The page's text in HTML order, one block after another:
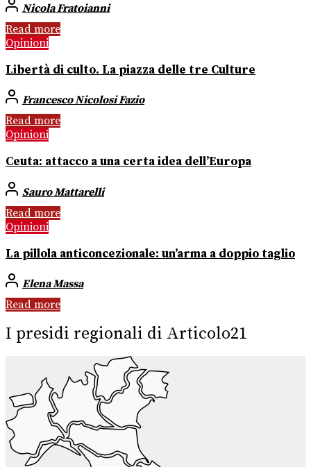
Nicola Fratoianni
Read more
Opinioni
Libertà di culto. La piazza delle tre Culture
Francesco Nicolosi Fazio
Read more
Opinioni
Ceuta: attacco a una certa idea dell’Europa
Sauro Mattarelli
Read more
Opinioni
La pillola anticoncezionale: un’arma a doppio taglio
Elena Massa
Read more
I presidi regionali di Articolo21